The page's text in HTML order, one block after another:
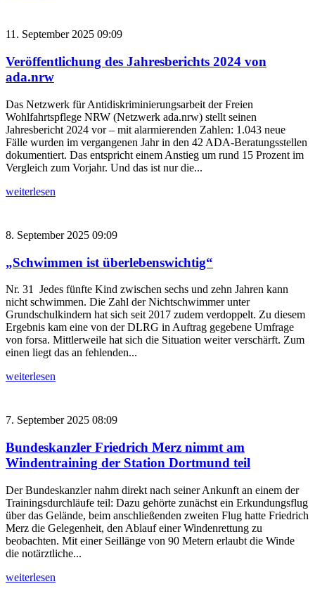
11. September 2025 09:09
Veröffentlichung des Jahresberichts 2024 von
ada.nrw
Das Netzwerk für Antidiskriminierungsarbeit der Freien
Wohlfahrtspflege NRW (Netzwerk ada.nrw) stellt seinen
Jahresbericht 2024 vor – mit alarmierenden Zahlen: 1.043 neue
Fälle wurden im vergangenen Jahr in den 42 ADA-Beratungsstellen
dokumentiert. Das entspricht einem Anstieg um rund 15 Prozent im
Vergleich zum Vorjahr. Und das ist nur die...
weiterlesen
8. September 2025 09:09
„Schwimmen ist überlebenswichtig“
Nr. 31 Jedes fünfte Kind zwischen sechs und zehn Jahren kann
nicht schwimmen. Die Zahl der Nichtschwimmer unter
Grundschulkindern hat sich seit 2017 zudem verdoppelt. Zu diesem
Ergebnis kam eine von der DLRG in Auftrag gegebene Umfrage
von forsa. Mittlerweile hat sich die Situation weiter verschärft. Zum
einen liegt das an fehlenden...
weiterlesen
7. September 2025 08:09
Bundeskanzler Friedrich Merz nimmt am
Windentraining der Station Dortmund teil
Der Bundeskanzler nahm direkt nach seiner Ankunft an einem der
Trainingsdurchläufe teil: Dazu gehörte zunächst ein Erkundungsflug
über das Gelände, beim anschließenden zweiten Flug hatte Friedrich
Merz die Gelegenheit, den Ablauf einer Windenrettung zu
beobachten. Mit einer Seillänge von 90 Metern erlaubt die Winde
die notärztliche...
weiterlesen